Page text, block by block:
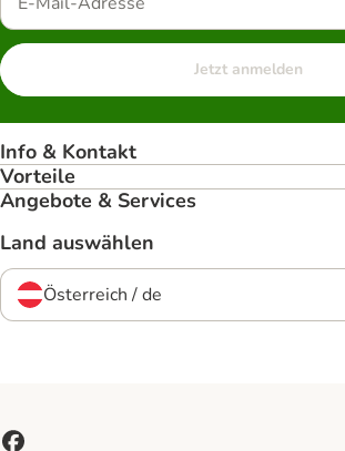
Jetzt anmelden
Info & Kontakt
Vorteile
Angebote & Services
Land auswählen
Österreich / de